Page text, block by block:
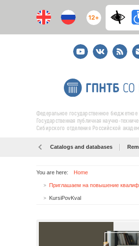
12+
YoutubeВКонтакте
RSS
E-
Федеральное государственное
Государственная публичная научно-
Сибирского отделения Российской
Catalogs and databases
You are here: Home
KursiPovKval